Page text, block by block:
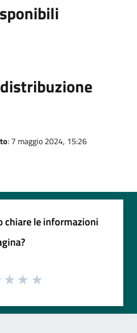
: 7 maggio 2024, 15:26
chiare le informazioni